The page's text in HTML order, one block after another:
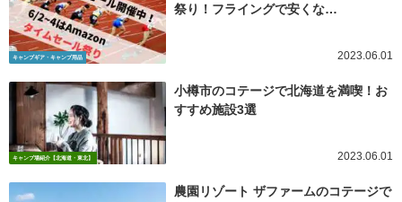
キャンプギア・キャンプ用品
祭り！フライングで安くな…
2023.06.01
キャンプ場紹介【北海道・東北】
小樽市のコテージで北海道を満喫！お
すすめ施設3選
2023.06.01
農園リゾート ザファームのコテージで